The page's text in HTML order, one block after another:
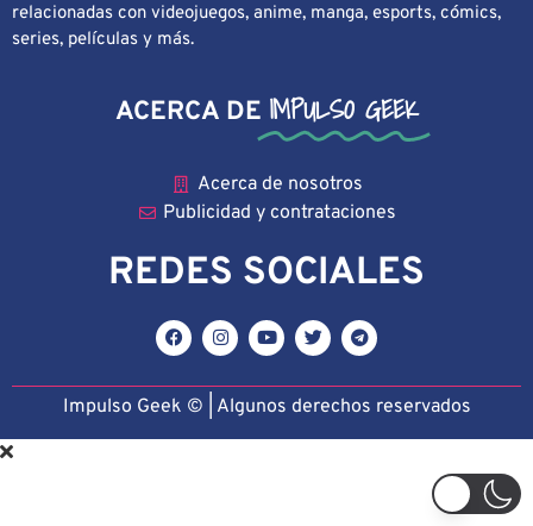
relacionadas con videojuegos, anime, manga, esports, cómics,
series, películas y más.
ACERCA DE IMPULSO GEEK
Acerca de nosotros
Publicidad y contrataciones
REDES SOCIALES
Impulso Geek © | Algunos derechos reservados